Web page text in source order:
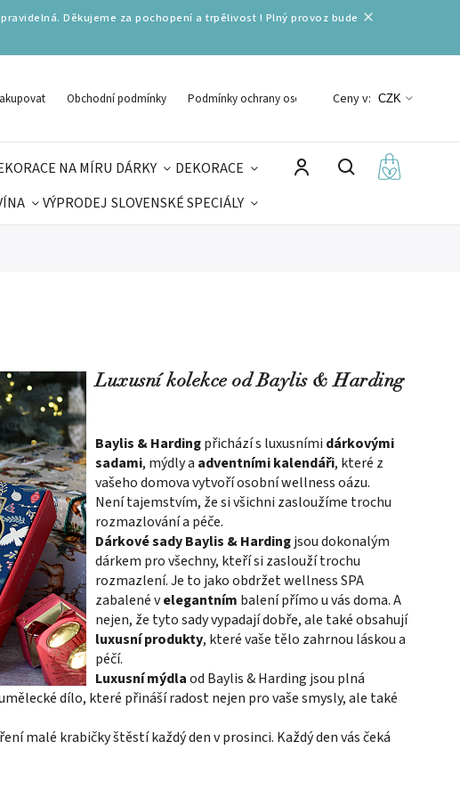
Děkujeme za pochopení a trpělivost ! Plný provoz bude
Obchodní podmínky Podmínky ochrany osobních údajů
Ceny v: CZK
NA MÍRU DÁRKY
DEKORACE
VÝPRODEJ SLOVENSKÉ SPECIÁLY
Luxusní kolekce odBaylis & Harding
Baylis & Hardingpřichází s luxusními dárkovými
sadami, mýdly a adventními kalendáři, které z
vašeho domova vytvoří osobní wellness oázu.
Není tajemstvím, že si všichni zasloužíme trochu
rozmazlování a péče.
Dárkové sady Baylis & Hardingjsou dokonalým
dárkem pro všechny, kteří si zaslouží trochu
rozmazlení. Je to jako obdržet wellness SPA
zabalené velegantním balení přímo u vás doma. A
nejen, že tyto sady vypadají dobře, ale také obsahují
luxusní produkty, které vaše tělo zahrnou láskou a
péčí.
Luxusní mýdlaod Baylis & Harding jsou plná
dílo, které přináší radost nejen pro vaše smysly, ale také
malé krabičky štěstí každý den v prosinci. Každý den vás čeká